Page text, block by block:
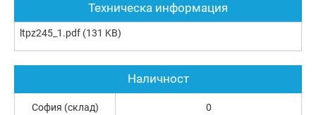
Техническа информация
ltpz245_1.pdf (131 KB)
Наличност
София (склад) 0